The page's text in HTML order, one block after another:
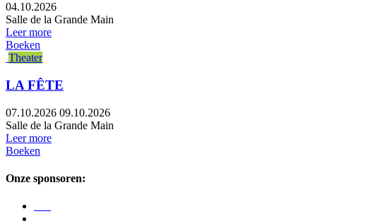
04.10.2026
Salle de la Grande Main
Leer more
Boeken
Theater
LA FÊTE
07.10.2026 09.10.2026
Salle de la Grande Main
Leer more
Boeken
Onze sponsoren: